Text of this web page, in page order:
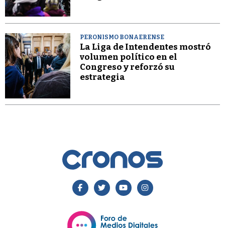
PERONISMO BONAERENSE
La Liga de Intendentes mostró
volumen político en el
Congreso y reforzó su
estrategia